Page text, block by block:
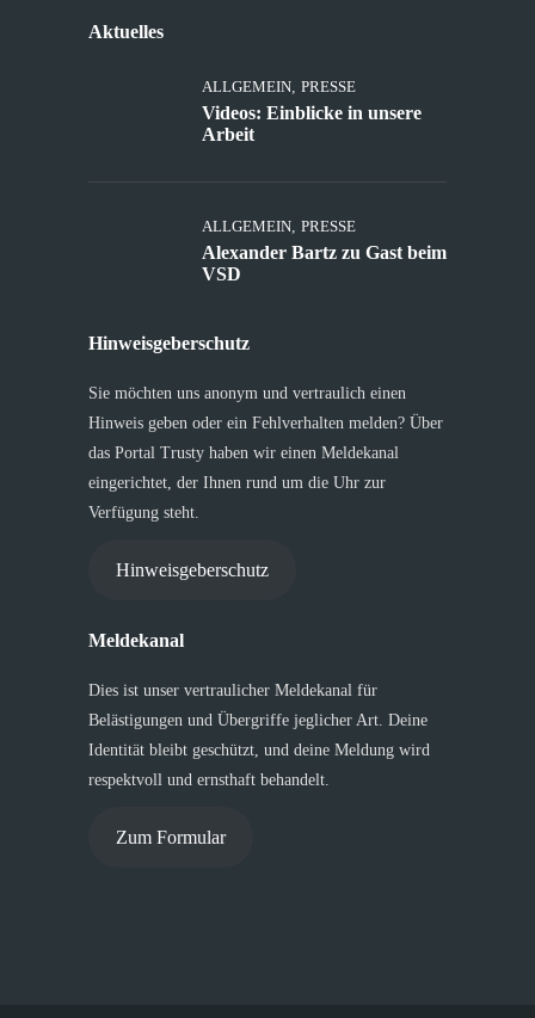
Aktuelles
ALLGEMEIN, PRESSE
Videos: Einblicke in unsere
Arbeit
ALLGEMEIN, PRESSE
Alexander Bartz zu Gast beim
VSD
Hinweisgeberschutz
Sie möchten uns anonym und vertraulich einen
Hinweis geben oder ein Fehlverhalten melden? Über
das Portal Trusty haben wir einen Meldekanal
eingerichtet, der Ihnen rund um die Uhr zur
Verfügung steht.
Hinweisgeberschutz
Meldekanal
Dies ist unser vertraulicher Meldekanal für
Belästigungen und Übergriffe jeglicher Art. Deine
Identität bleibt geschützt, und deine Meldung wird
respektvoll und ernsthaft behandelt.
Zum Formular